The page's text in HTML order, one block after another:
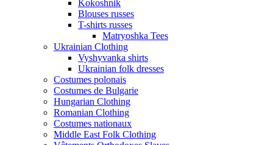
Kokoshnik
Blouses russes
T-shirts russes
Matryoshka Tees
Ukrainian Clothing
Vyshyvanka shirts
Ukrainian folk dresses
Costumes polonais
Costumes de Bulgarie
Hungarian Clothing
Romanian Clothing
Costumes nationaux
Middle East Folk Clothing